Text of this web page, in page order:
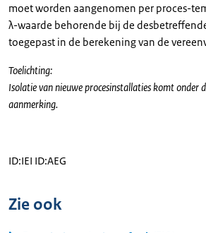
moet worden aangenomen per proces-
λ-waarde behorende bij de
toegepast in de berekening van de
Toelichting:
Isolatie van nieuwe procesinstallaties komt onder
aanmerking.
ID:IEI ID:AEG
Zie ook